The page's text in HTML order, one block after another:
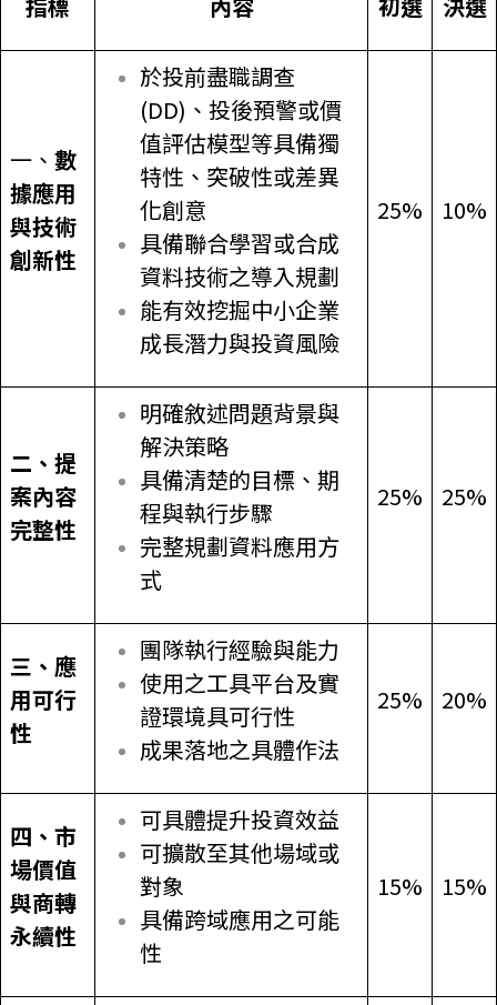
一、 數
據應用
與技術
創新性
於投前盡職調查
(DD)、投後預警或價
值評估模型等具備獨
特性、突破性或差異
化創意
具備聯合學習或合成
資料技術之導入規劃
能有效挖掘中小企業
成長潛力與投資風險
25% 10%
二、提
案內容
完整性
明確敘述問題背景與
解決策略
具備清楚的目標、期
程與執行步驟
完整規劃資料應用方
式
25% 25%
三、應
用可行
性
團隊執行經驗與能力
使用之工具平台及實
證環境具可行性
成果落地之具體作法
25% 20%
四、市
場價值
與商轉
永續性
可具體提升投資效益
可擴散至其他場域或
對象
具備跨域應用之可能
性
15% 15%